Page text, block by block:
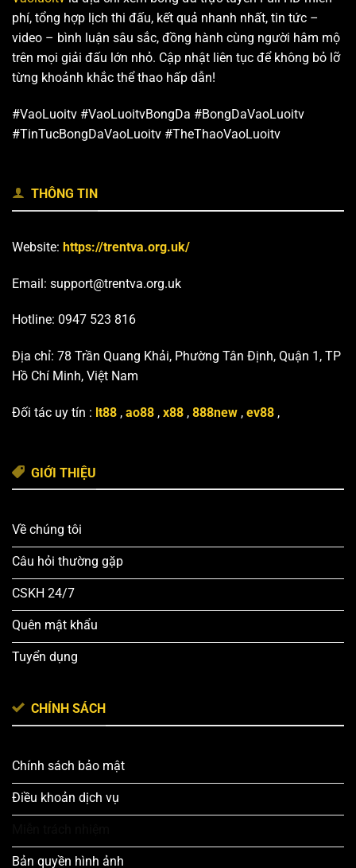
phí, tổng hợp lịch thi đấu, kết quả nhanh nhất, tin tức –
video – bình luận sâu sắc, đồng hành cùng người hâm mộ
trên mọi giải đấu lớn nhỏ. Cập nhật liên tục để không bỏ lỡ
từng khoảnh khắc thể thao hấp dẫn!
#VaoLuoitv #VaoLuoitvBongDa #BongDaVaoLuoitv
#TinTucBongDaVaoLuoitv #TheThaoVaoLuoitv
THÔNG TIN
Website: https://trentva.org.uk/
Email: support@trentva.org.uk
Hotline: 0947 523 816
Địa chỉ: 78 Trần Quang Khải, Phường Tân Định, Quận 1, TP
Hồ Chí Minh, Việt Nam
Đối tác uy tín : lt88 , ao88 , x88 , 888new , ev88 ,
GIỚI THIỆU
Về chúng tôi
Câu hỏi thường gặp
CSKH 24/7
Quên mật khẩu
Tuyển dụng
CHÍNH SÁCH
Chính sách bảo mật
Điều khoản dịch vụ
Bản quyền hình ảnh